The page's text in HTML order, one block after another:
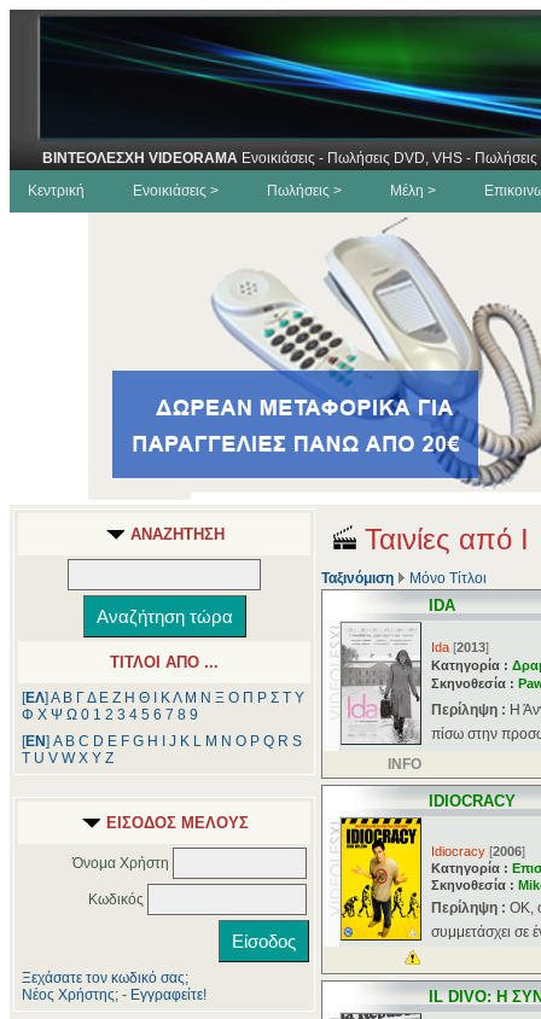
ΒΙΝΤΕΟΛΕΣΧΗ VIDEORAMA Ενοικιάσεις - Πωλήσεις DVD, VHS -
Κεντρική
Ενοικιάσεις > Πωλήσεις > Μέλη >
ΑΝΑΖΗΤΗΣΗ
ΤΙΤΛΟΙ ΑΠΟ ...
[ΕΛ] Α Β ΓΔ Ε Ζ Η Θ ΚΛ Μ Ν Ξ Ο Π Ρ Σ Τ Υ
Φ Χ Ψ Ω 0 1 2 3 4 5 6 7 8 9
[ΕΝ] A B C D E F G H J K L M N O P Q R S
T U V W X Y Z
ΕΙΣΟΔΟΣ ΜΕΛΟΥΣ
Όνομα Χρήστη
Κωδικός
Ξεχάσατε τον κωδικό σας;
Νέος Χρήστης; - Εγγραφείτε!
Ταινίες από I
Ταξινόμιση Μόνο Τίτλοι
IDA
Ida [2013]
Κατηγορία :
Σκηνοθεσία :
Περίληψη : Η
πίσω στην
INFO
IDIOCRACY
Idiocracy [2006]
Κατηγορία :
Σκηνοθεσία :
Περίληψη : ΟΚ,
συμμετάσχει σε
IL DIVO: Η